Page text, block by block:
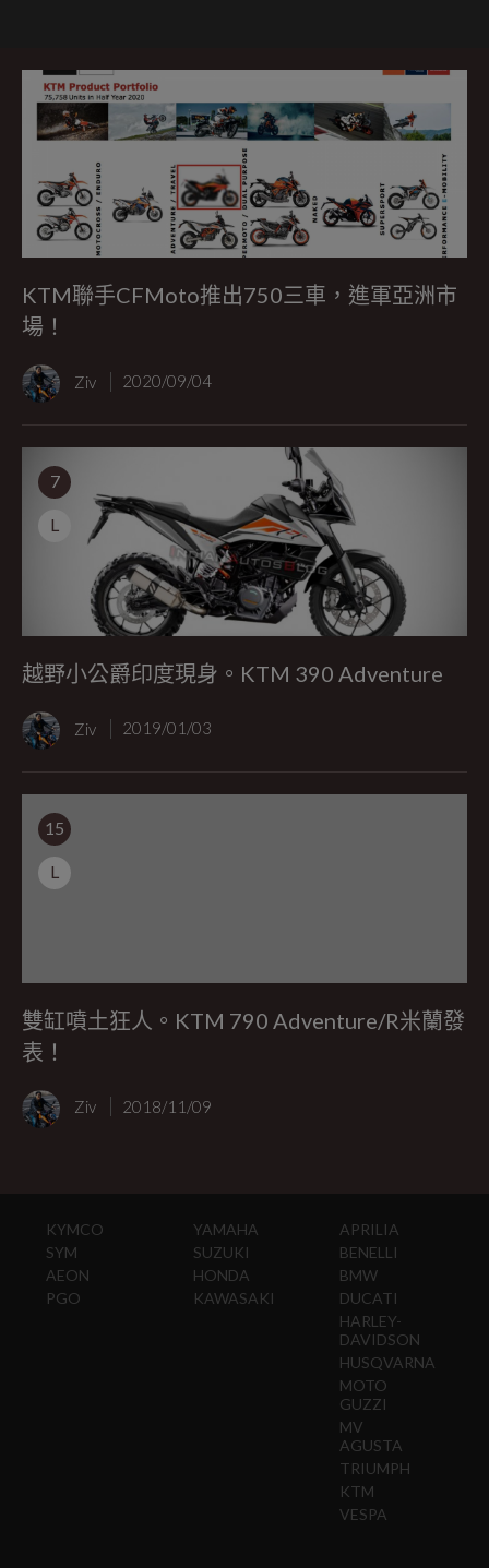
KTM聯手CFMoto推出750三車，進軍亞洲市
場！
Ziv 2020/09/04
7
L
越野小公爵印度現身。KTM 390 Adventure
Ziv 2019/01/03
15
L
雙缸噴土狂人。KTM 790 Adventure/R米蘭發
表！
Ziv 2018/11/09
KYMCO
SYM
AEON
PGO
YAMAHA
SUZUKI
HONDA
KAWASAKI
APRILIA
BENELLI
BMW
DUCATI
HARLEY-
DAVIDSON
HUSQVARNA
MOTO
GUZZI
MV
AGUSTA
TRIUMPH
KTM
VESPA